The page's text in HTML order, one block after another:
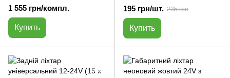
1 555 грн/компл.
Купить
195 грн/шт. 235 грн
Купить